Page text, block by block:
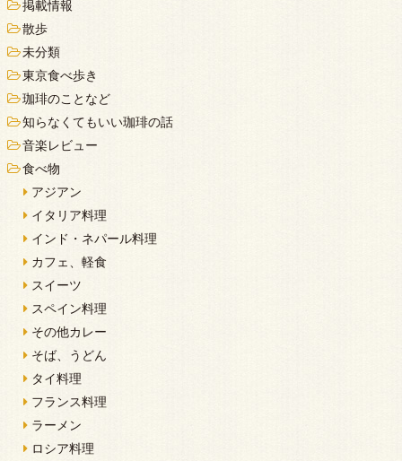
掲載情報
散歩
未分類
東京食べ歩き
珈琲のことなど
知らなくてもいい珈琲の話
音楽レビュー
食べ物
アジアン
イタリア料理
インド・ネパール料理
カフェ、軽食
スイーツ
スペイン料理
その他カレー
そば、うどん
タイ料理
フランス料理
ラーメン
ロシア料理